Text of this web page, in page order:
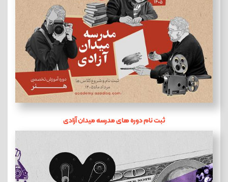
ثبت نام دوره های مدرسه میدان آزادی